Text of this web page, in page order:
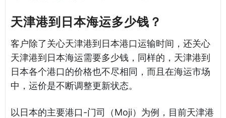
天津港到日本海运多少钱？
客户除了关心天津港到日本港口运输时间，还关心
天津港到日本海运需要多少钱，同样的，天津港到
日本各个港口的价格也不尽相同，而且在海运市场
中，运价是不断调整更新状态。
以日本的主要港口-门司（Moji）为例，目前天津港